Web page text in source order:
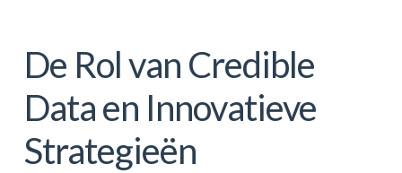
De Rol van Credible
Data en Innovatieve
Strategieën